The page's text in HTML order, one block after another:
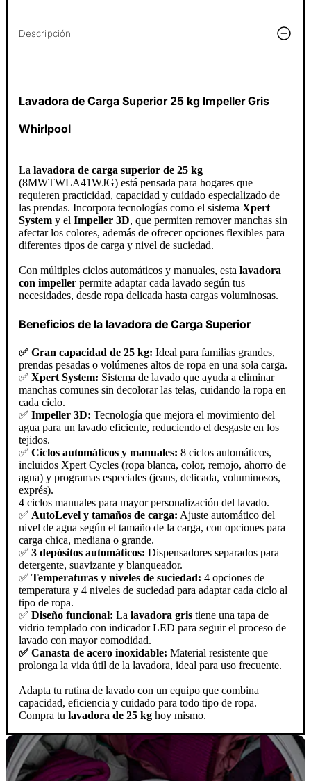
Descripción
Lavadora de Carga Superior 25 kg Impeller Gris
Whirlpool
La lavadora de carga superior de 25 kg
(8MWTWLA41WJG) está pensada para hogares que
requieren practicidad, capacidad y cuidado especializado de
las prendas. Incorpora tecnologías como el sistema Xpert
System y el Impeller 3D, que permiten remover manchas sin
afectar los colores, además de ofrecer opciones flexibles para
diferentes tipos de carga y nivel de suciedad.
Con múltiples ciclos automáticos y manuales, esta lavadora
con impeller permite adaptar cada lavado según tus
necesidades, desde ropa delicada hasta cargas voluminosas.
Beneficios de la lavadora de Carga Superior
✅ Gran capacidad de 25 kg: Ideal para familias grandes,
prendas pesadas o volúmenes altos de ropa en una sola carga.
✅ Xpert System: Sistema de lavado que ayuda a eliminar
manchas comunes sin decolorar las telas, cuidando la ropa en
cada ciclo.
✅ Impeller 3D: Tecnología que mejora el movimiento del
agua para un lavado eficiente, reduciendo el desgaste en los
tejidos.
✅ Ciclos automáticos y manuales: 8 ciclos automáticos,
incluidos Xpert Cycles (ropa blanca, color, remojo, ahorro de
agua) y programas especiales (jeans, delicada, voluminosos,
exprés).
4 ciclos manuales para mayor personalización del lavado.
✅ AutoLevel y tamaños de carga: Ajuste automático del
nivel de agua según el tamaño de la carga, con opciones para
carga chica, mediana o grande.
✅ 3 depósitos automáticos: Dispensadores separados para
detergente, suavizante y blanqueador.
✅ Temperaturas y niveles de suciedad: 4 opciones de
temperatura y 4 niveles de suciedad para adaptar cada ciclo al
tipo de ropa.
✅ Diseño funcional: La lavadora gris tiene una tapa de
vidrio templado con indicador LED para seguir el proceso de
lavado con mayor comodidad.
✅ Canasta de acero inoxidable: Material resistente que
prolonga la vida útil de la lavadora, ideal para uso frecuente.
Adapta tu rutina de lavado con un equipo que combina
capacidad, eficiencia y cuidado para todo tipo de ropa.
Compra tu lavadora de 25 kg hoy mismo.